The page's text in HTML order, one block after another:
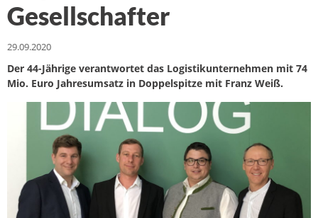
Gesellschafter
29.09.2020
Der 44-Jährige verantwortet das Logistikunternehmen mit 74
Mio. Euro Jahresumsatz in Doppelspitze mit Franz Weiß.